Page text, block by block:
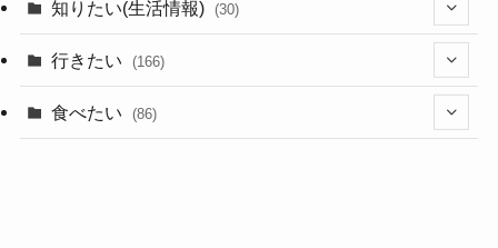
(44)
(1)
知りたい(生活情報) (30)
(10)
(11)
行きたい (166)
(18)
食べたい (86)